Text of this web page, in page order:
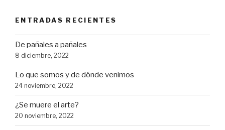
ENTRADAS RECIENTES
De pañales a pañales
8 diciembre, 2022
Lo que somos y de dónde venimos
24 noviembre, 2022
¿Se muere el arte?
20 noviembre, 2022